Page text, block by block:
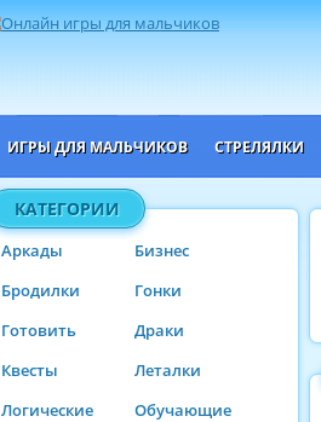
ИГРЫ ДЛЯ МАЛЬЧИКОВ СТРЕЛЯЛКИ
КАТЕГОРИИ
Аркады
Бизнес
Бродилки
Гонки
Готовить
Драки
Квесты
Леталки
Логические
Обучающие